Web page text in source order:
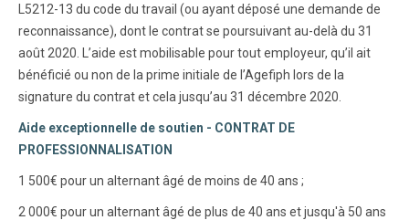
L5212-13 du code du travail (ou ayant déposé une demande de
reconnaissance), dont le contrat se poursuivant au-delà du 31
août 2020. L’aide est mobilisable pour tout employeur, qu’il ait
bénéficié ou non de la prime initiale de l’Agefiph lors de la
signature du contrat et cela jusqu’au 31 décembre 2020.
Aide exceptionnelle de soutien - CONTRAT DE
PROFESSIONNALISATION
1 500€ pour un alternant âgé de moins de 40 ans ;
2 000€ pour un alternant âgé de plus de 40 ans et jusqu'à 50 ans